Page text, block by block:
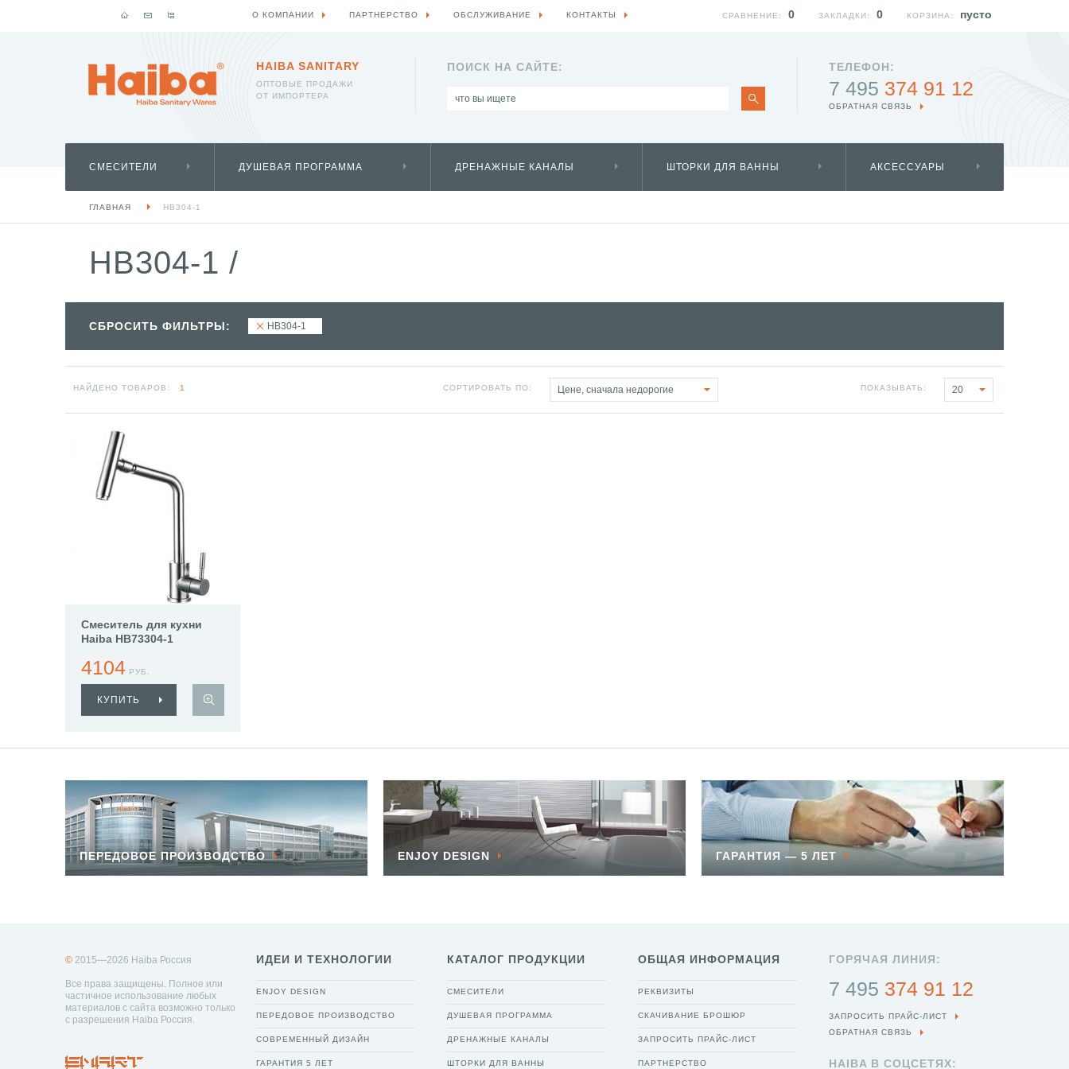
HAIBA SANITARY
ОПТОВЫЕ ПРОДАЖИ
ОТ ИМПОРТЕРА
ПОИСК НА САЙТЕ: ТЕЛЕФОН:
7 495 374 91 12
ОБРАТНАЯ СВЯЗЬ
СМЕСИТЕЛИ ДУШЕВАЯ ПРОГРАММА ДРЕНАЖНЫЕ КАНАЛЫ ШТОРКИ ДЛЯ ВАННЫ АКСЕССУАРЫ
ГЛАВНАЯ HB304-1
HB304-1 /
СБРОСИТЬ ФИЛЬТРЫ: HB304-1
НАЙДЕНО ТОВАРОВ: 1 СОРТИРОВАТЬ ПО: Цене, сначала недорогие ПОКАЗЫВАТЬ: 20
Смеситель для кухни
Haiba HB73304-1
4104 РУБ.
КУПИТЬ
ПЕРЕДОВОЕ ПРОИЗВОДСТВО ENJOY DESIGN ГАРАНТИЯ — 5 ЛЕТ
© 2015—2026 Haiba Россия
Все права защищены. Полное или
частичное использование любых
материалов с сайта возможно только
с разрешения Haiba Россия.
ИДЕИ И ТЕХНОЛОГИИ
ENJOY DESIGN
ПЕРЕДОВОЕ ПРОИЗВОДСТВО
СОВРЕМЕННЫЙ ДИЗАЙН
ГАРАНТИЯ 5 ЛЕТ
КАТАЛОГ ПРОДУКЦИИ
СМЕСИТЕЛИ
ДУШЕВАЯ ПРОГРАММА
ДРЕНАЖНЫЕ КАНАЛЫ
ШТОРКИ ДЛЯ ВАННЫ
ОБЩАЯ ИНФОРМАЦИЯ
РЕКВИЗИТЫ
СКАЧИВАНИЕ БРОШЮР
ЗАПРОСИТЬ ПРАЙС-ЛИСТ
ПАРТНЕРСТВО
ГОРЯЧАЯ ЛИНИЯ:
7 495 374 91 12
ЗАПРОСИТЬ ПРАЙС-ЛИСТ
ОБРАТНАЯ СВЯЗЬ
HAIBA В СОЦСЕТЯХ:
О КОМПАНИИ ПАРТНЕРСТВО ОБСЛУЖИВАНИЕ КОНТАКТЫ КОРЗИНА: пусто
ЗАКЛАДКИ: 0
СРАВНЕНИЕ: 0